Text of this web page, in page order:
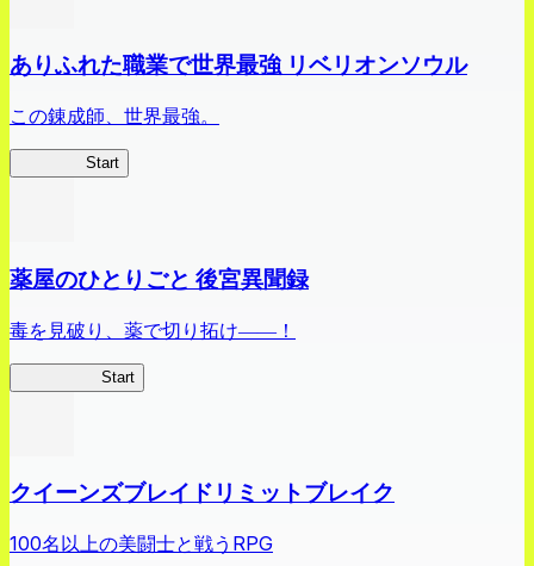
ありふれた職業で世界最強 リベリオンソウル
この錬成師、世界最強。
Start
薬屋のひとりごと 後宮異聞録
毒を見破り、薬で切り拓け――！
Start
クイーンズブレイドリミットブレイク
100名以上の美闘士と戦うRPG